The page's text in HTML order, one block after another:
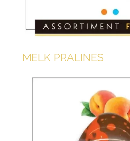
MELK PRALINES